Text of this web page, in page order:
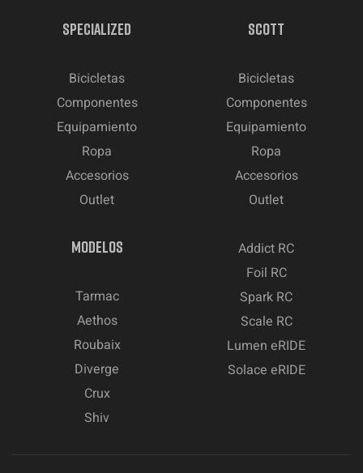
SPECIALIZED
Bicicletas
Componentes
Equipamiento
Ropa
Accesorios
Outlet
SCOTT
Bicicletas
Componentes
Equipamiento
Ropa
Accesorios
Outlet
MODELOS
Tarmac
Aethos
Roubaix
Diverge
Crux
Shiv
Addict RC
Foil RC
Spark RC
Scale RC
Lumen eRIDE
Solace eRIDE